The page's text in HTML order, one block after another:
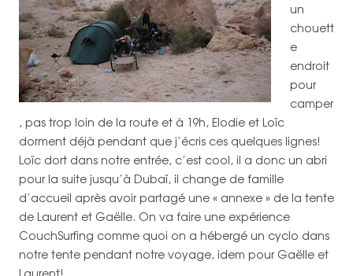
un
chouett
e
endroit
pour
camper
, pas trop loin de la route et à 19h, Elodie et Loïc
dorment déjà pendant que j’écris ces quelques lignes!
Loïc dort dans notre entrée, c’est cool, il a donc un abri
pour la suite jusqu’à Dubaï, il change de famille
d’accueil après avoir partagé une « annexe » de la tente
de Laurent et Gaëlle. On va faire une expérience
CouchSurfing comme quoi on a hébergé un cyclo dans
notre tente pendant notre voyage, idem pour Gaëlle et
Laurent!